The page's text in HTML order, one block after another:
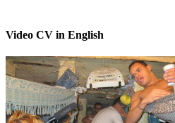
Video CV in English